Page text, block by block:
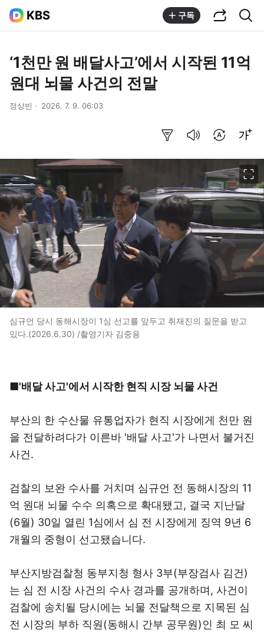
KBS 구독
‘1천만 원 배달사고’에서 시작된 11억
원대 뇌물 사건의 전말
정상빈 2026. 7. 9. 06:03
심규언 당시 동해시장이 1심 선고를 앞두고 취재진의 질문을 받고
있다.(2026.6.30) /촬영기자 김중용
■'배달 사고'에서 시작한 현직 시장 뇌물 사건
부산의 한 수산물 유통업자가 현직 시장에게 천만 원
을 전달하려다가 이른바 '배달 사고'가 나면서 불거진
사건.
검찰의 보완 수사를 거치며 심규언 전 동해시장의 11
억 원대 뇌물 수수 의혹으로 확대됐고, 결국 지난달
(6월) 30일 열린 1심에서 심 전 시장에게 징역 9년 6
개월의 중형이 선고됐습니다.
부산지방검찰청 동부지청 형사 3부(부장검사 김건)
는 심 전 시장 사건의 수사 경과를 공개하며, 사건이
검찰에 송치될 당시에는 뇌물 전달책으로 지목된 심
전 시장의 부하 직원(동해시 간부 공무원)인 최 모 씨